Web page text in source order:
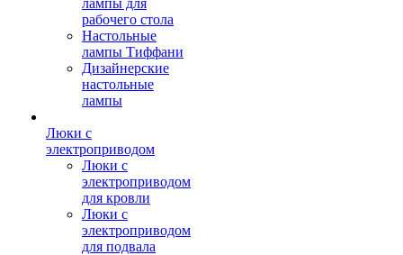
лампы для
рабочего стола
Настольные
лампы Тиффани
Дизайнерские
настольные
лампы
Люки с
электроприводом
Люки с
электроприводом
для кровли
Люки с
электроприводом
для подвала